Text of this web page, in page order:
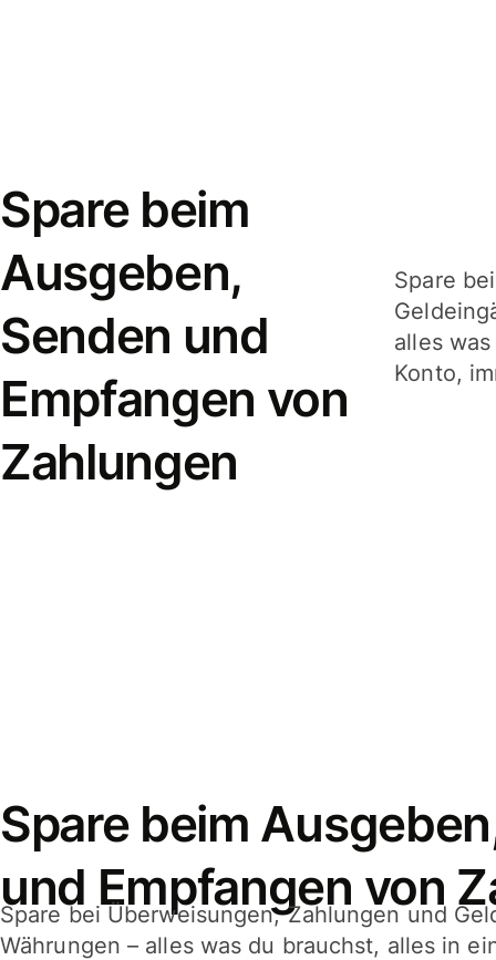
Spare beim
Ausgeben,
Senden und
Empfangen von
Zahlungen
Spare
alles
Konto,
Spare beim
und Empfangen von
Spare bei Überweisungen, Zahlungen und
Währungen – alles was du brauchst, alles in